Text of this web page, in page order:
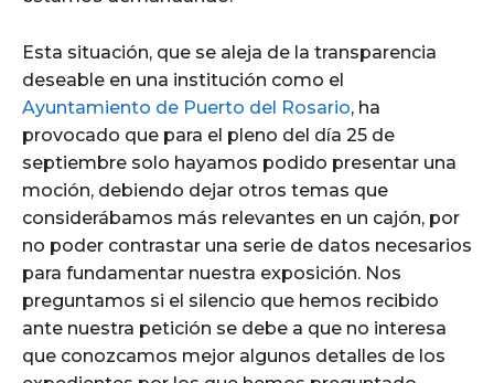
Esta situación, que se aleja de la transparencia
deseable en una institución como el
Ayuntamiento de Puerto del Rosario, ha
provocado que para el pleno del día 25 de
septiembre solo hayamos podido presentar una
moción, debiendo dejar otros temas que
considerábamos más relevantes en un cajón, por
no poder contrastar una serie de datos necesarios
para fundamentar nuestra exposición. Nos
preguntamos si el silencio que hemos recibido
ante nuestra petición se debe a que no interesa
que conozcamos mejor algunos detalles de los